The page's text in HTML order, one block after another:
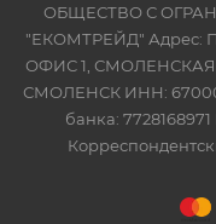
ОБЩЕСТВО С
"ЕКОМТРЕЙД" Адрес:
ОФИС 1, СМОЛЕНСКАЯ
СМОЛЕНСК ИНН:
банка: